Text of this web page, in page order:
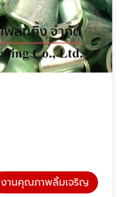
งานคุณภาพลิ้มเจริญ